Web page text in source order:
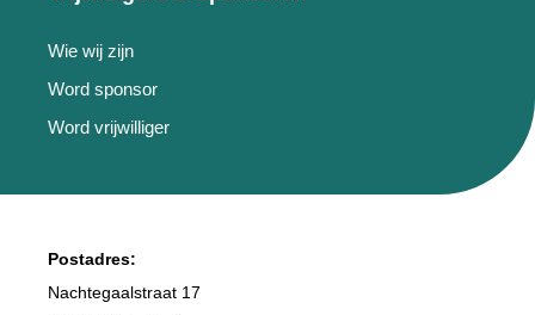
Wie wij zijn
Word sponsor
Word vrijwilliger
Postadres:
Nachtegaalstraat 17